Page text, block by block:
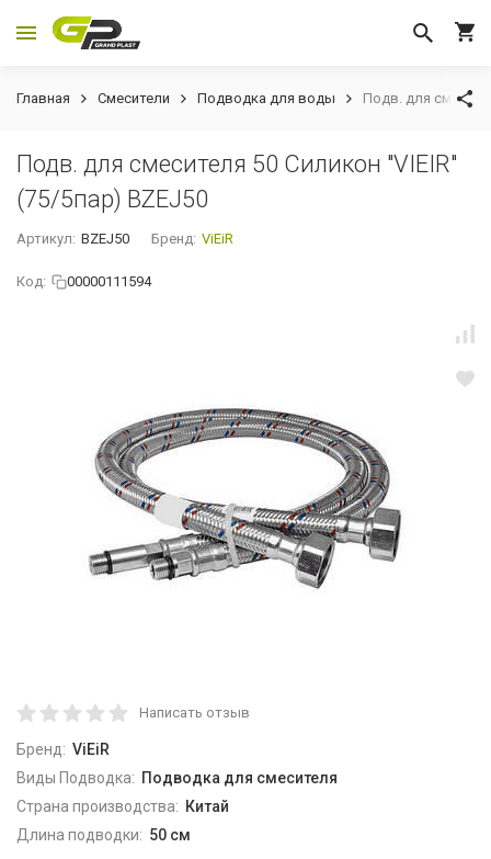
Главная Смесители Подводка для воды Подв. для
Подв. для смесителя 50 Силикон "VIEIR"
(75/5пар) BZEJ50
Артикул: BZEJ50 Бренд: ViEiR
Код: 00000111594
Написать отзыв
Бренд: ViEiR
Виды Подводка: Подводка для смесителя
Страна производства: Китай
Длина подводки: 50 см